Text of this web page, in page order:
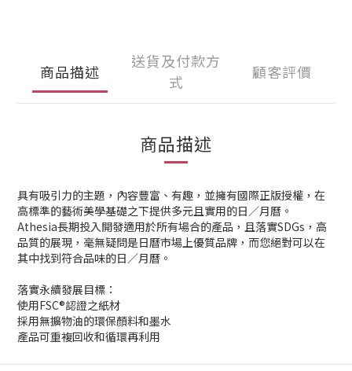
商品描述
送貨及付款方
式
顧客評價
商品描述
具有吸引力的主題，內容豐富、有趣，並擁有國際正版授權，在
高標準的藝術美學基礎之下提供多元且實用的日／月曆。
Athesia長期投入開發適用於所有場合的產品，且落實SDGs，高
品質的展現，毫無疑問是日曆市場上優質品牌，而您絕對可以在
其中找到符合品味的日／月曆。
落實永續發展目標：
使用FSC®認證之紙材
採用無擴物油的環保顏料和墨水
產品可重複回收和循環再利用